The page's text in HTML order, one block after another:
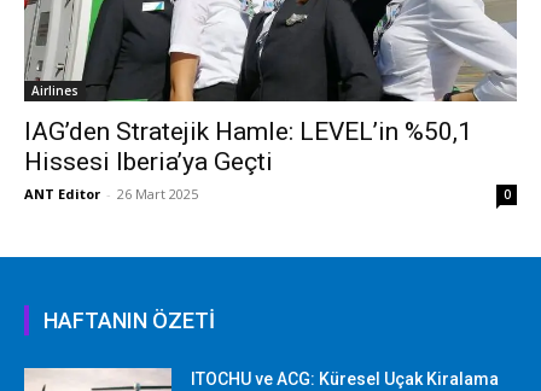
Airlines
IAG’den Stratejik Hamle: LEVEL’in %50,1
Hissesi Iberia’ya Geçti
ANT Editor - 26 Mart 2025 0
HAFTANIN ÖZETİ
ITOCHU ve ACG: Küresel Uçak Kiralama